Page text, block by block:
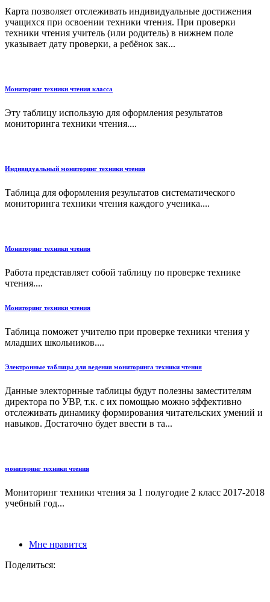
Карта позволяет отслеживать индивидуальные достижения
учащихся при освоении техники чтения. При проверки
техники чтения учитель (или родитель) в нижнем поле
указывает дату проверки, а ребёнок зак...
Мониторинг техники чтения класса
Эту таблицу использую для оформления результатов
мониторинга техники чтения....
Индивидуальный мониторинг техники чтения
Таблица для оформления результатов систематического
мониторинга техники чтения каждого ученика....
Мониторинг техники чтения
Работа представляет собой таблицу по проверке технике
чтения....
Мониторинг техники чтения
Таблица поможет учителю при проверке техники чтения у
младших школьников....
Электронные таблицы для ведения мониторинга техники чтения
Данные электорнные таблицы будут полезны заместителям
директора по УВР, т.к. с их помощью можно эффективно
отслеживать динамику формирования читательских умений и
навыков. Достаточно будет ввести в та...
мониторинг техники чтения
Мониторинг техники чтения за 1 полугодие 2 класс 2017-2018
учебный год...
Мне нравится
Поделиться: